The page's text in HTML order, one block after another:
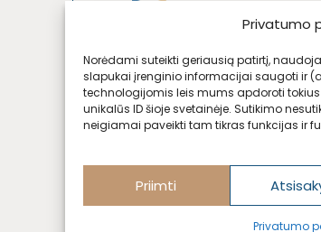
Privatumo
Norėdami suteikti geriausią patirtį,
slapukai įrenginio informacijai saugoti ir
technologijomis leis mums apdoroti
unikalūs ID šioje svetainėje. Sutikimo
neigiamai paveikti tam tikras funkcijas ir
Priimti
Privatumo